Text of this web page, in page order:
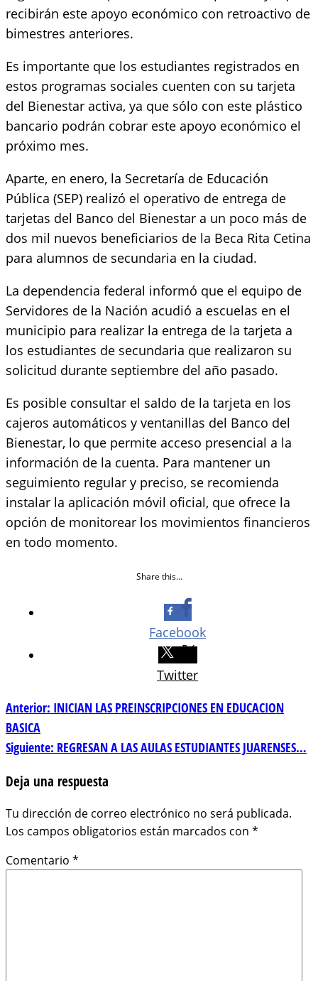
recibirán este apoyo económico con retroactivo de
bimestres anteriores.
Es importante que los estudiantes registrados en
estos programas sociales cuenten con su tarjeta
del Bienestar activa, ya que sólo con este plástico
bancario podrán cobrar este apoyo económico el
próximo mes.
Aparte, en enero, la Secretaría de Educación
Pública (SEP) realizó el operativo de entrega de
tarjetas del Banco del Bienestar a un poco más de
dos mil nuevos beneficiarios de la Beca Rita Cetina
para alumnos de secundaria en la ciudad.
La dependencia federal informó que el equipo de
Servidores de la Nación acudió a escuelas en el
municipio para realizar la entrega de la tarjeta a
los estudiantes de secundaria que realizaron su
solicitud durante septiembre del año pasado.
Es posible consultar el saldo de la tarjeta en los
cajeros automáticos y ventanillas del Banco del
Bienestar, lo que permite acceso presencial a la
información de la cuenta. Para mantener un
seguimiento regular y preciso, se recomienda
instalar la aplicación móvil oficial, que ofrece la
opción de monitorear los movimientos financieros
en todo momento.
Share this...
Facebook
Twitter
Navegación
de
entradas
Anterior: INICIAN LAS PREINSCRIPCIONES EN EDUCACION
BASICA
Siguiente: REGRESAN A LAS AULAS ESTUDIANTES JUARENSES…
Deja una respuesta
Tu dirección de correo electrónico no será publicada.
Los campos obligatorios están marcados con *
Comentario *